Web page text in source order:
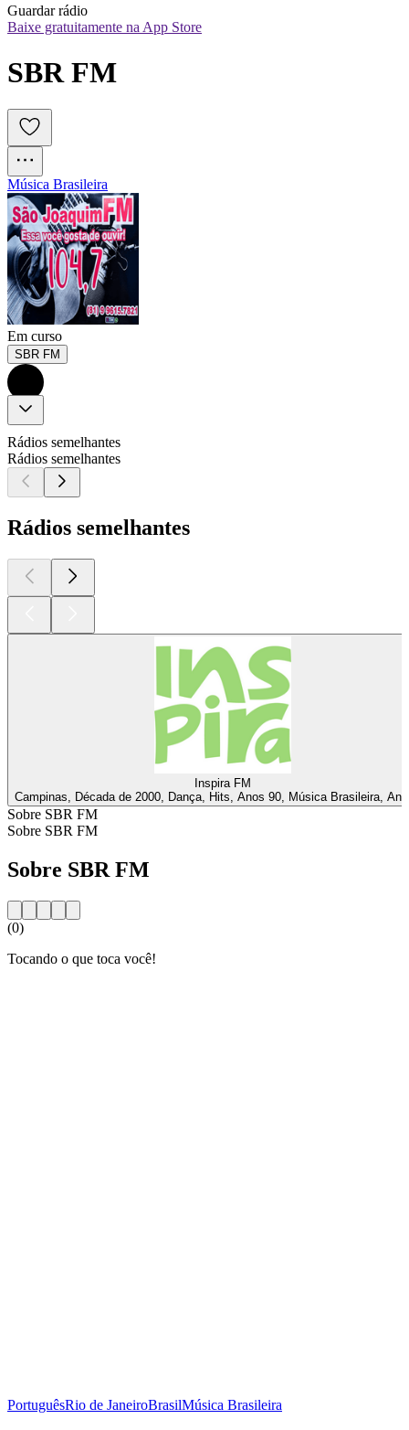
Guardar rádio
Baixe gratuitamente na App Store
SBR FM
Música Brasileira
Em curso
SBR FM
Rádios semelhantes
Rádios semelhantes
Rádios semelhantes
Inspira FM
Campinas, Década de 2000, Dança, Hits, Anos 90, Música Brasileira,
Sobre SBR FM
Sobre SBR FM
Sobre SBR FM
(0)
Tocando o que toca você!
PortuguêsRio de JaneiroBrasilMúsica Brasileira